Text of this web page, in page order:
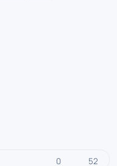
0 52